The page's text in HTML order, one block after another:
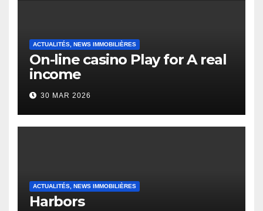
ACTUALITÉS, NEWS IMMOBILIÈRES
On-line casino Play for A real
income
30 MAR 2026
ACTUALITÉS, NEWS IMMOBILIÈRES
Harbors